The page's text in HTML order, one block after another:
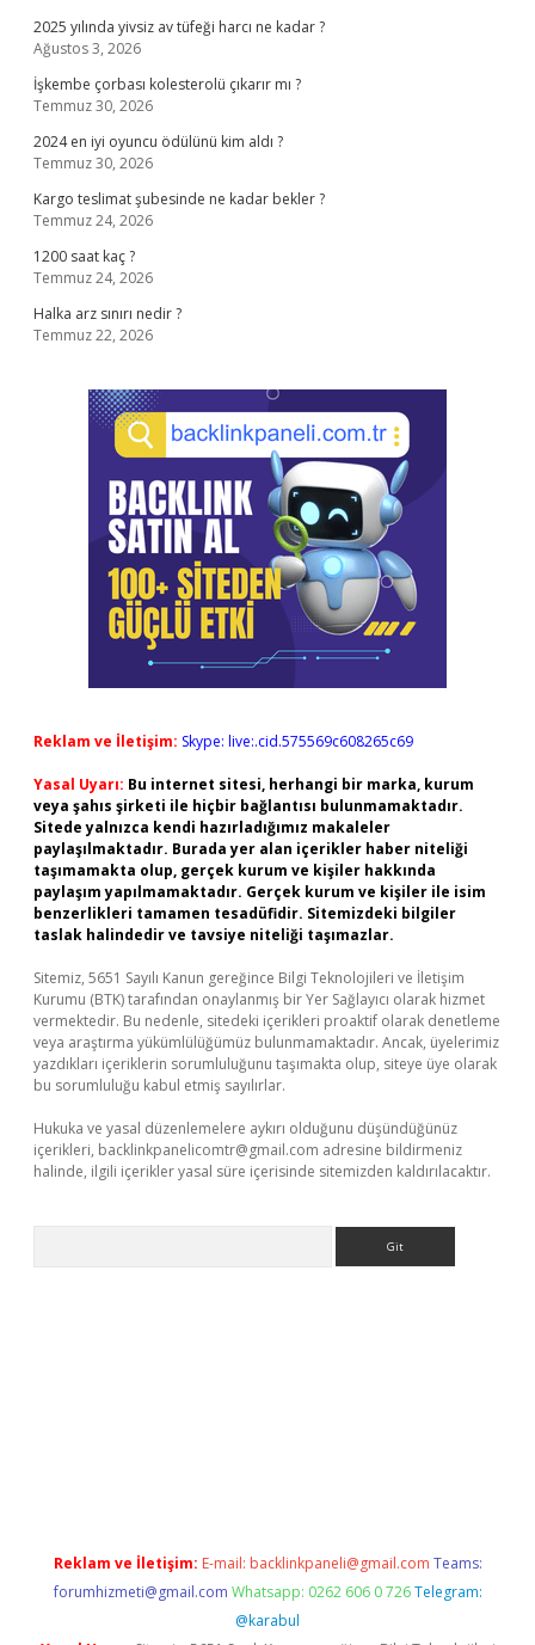
2025 yılında yivsiz av tüfeği harcı ne kadar ?
Ağustos 3, 2026
İşkembe çorbası kolesterolü çıkarır mı ?
Temmuz 30, 2026
2024 en iyi oyuncu ödülünü kim aldı ?
Temmuz 30, 2026
Kargo teslimat şubesinde ne kadar bekler ?
Temmuz 24, 2026
1200 saat kaç ?
Temmuz 24, 2026
Halka arz sınırı nedir ?
Temmuz 22, 2026
Reklam ve İletişim: Skype: live:.cid.575569c608265c69
Yasal Uyarı: Bu internet sitesi, herhangi bir marka, kurum
veya şahıs şirketi ile hiçbir bağlantısı bulunmamaktadır.
Sitede yalnızca kendi hazırladığımız makaleler
paylaşılmaktadır. Burada yer alan içerikler haber niteliği
taşımamakta olup, gerçek kurum ve kişiler hakkında
paylaşım yapılmamaktadır. Gerçek kurum ve kişiler ile isim
benzerlikleri tamamen tesadüfidir. Sitemizdeki bilgiler
taslak halindedir ve tavsiye niteliği taşımazlar.
Sitemiz, 5651 Sayılı Kanun gereğince Bilgi Teknolojileri ve İletişim
Kurumu (BTK) tarafından onaylanmış bir Yer Sağlayıcı olarak hizmet
vermektedir. Bu nedenle, sitedeki içerikleri proaktif olarak denetleme
veya araştırma yükümlülüğümüz bulunmamaktadır. Ancak, üyelerimiz
yazdıkları içeriklerin sorumluluğunu taşımakta olup, siteye üye olarak
bu sorumluluğu kabul etmiş sayılırlar.
Hukuka ve yasal düzenlemelere aykırı olduğunu düşündüğünüz
içerikleri, backlinkpanelicomtr@gmail.com adresine bildirmeniz
halinde, ilgili içerikler yasal süre içerisinde sitemizden kaldırılacaktır.
Reklam ve İletişim: E-mail: backlinkpaneli@gmail.com Teams:
forumhizmeti@gmail.com Whatsapp: 0262 606 0 726 Telegram:
@karabul